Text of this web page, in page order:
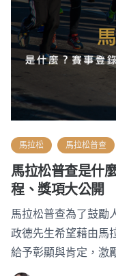
馬拉松 馬拉松普查
馬拉松普查是什
程、獎項大公開
馬拉松普查為了鼓勵
政德先生希望藉由馬
給予彰顯與肯定，激